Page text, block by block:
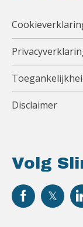
Volg
Disclaimer